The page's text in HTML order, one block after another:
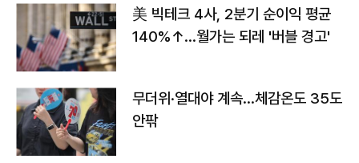
美 빅테크 4사, 2분기 순이익 평균
140%↑…월가는 되레 '버블 경고'
무더위·열대야 계속…체감온도 35도
안팎